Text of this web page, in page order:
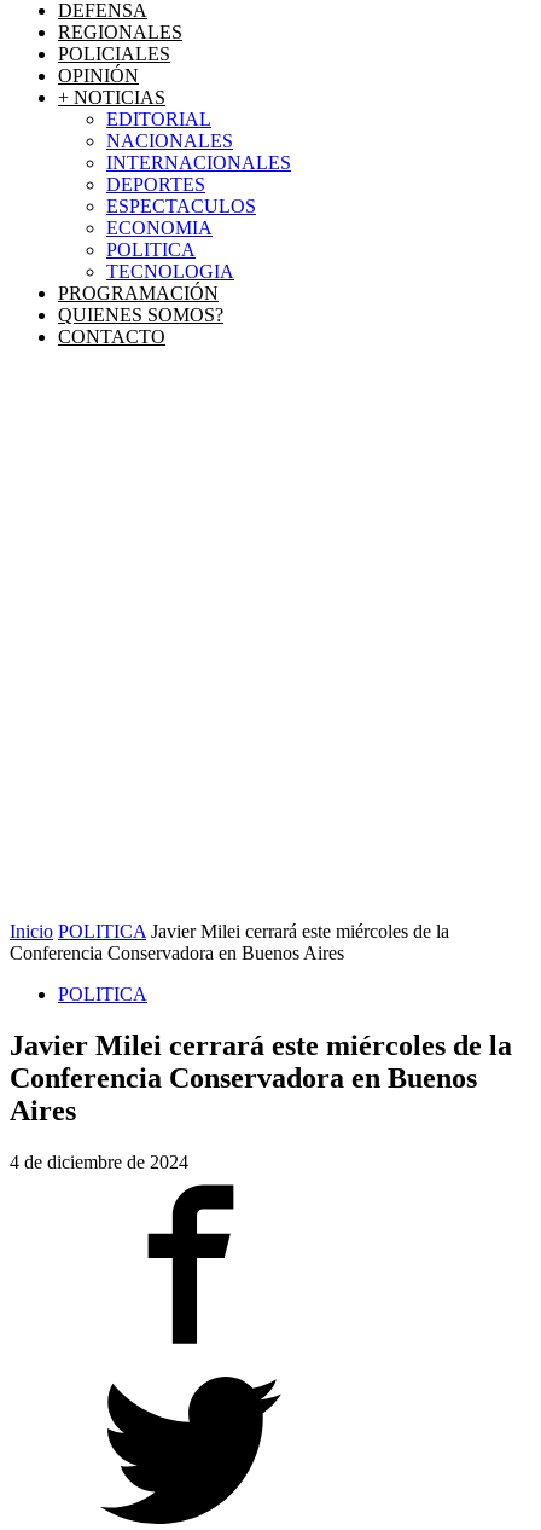
DEFENSA
REGIONALES
POLICIALES
OPINIÓN
+ NOTICIAS
EDITORIAL
NACIONALES
INTERNACIONALES
DEPORTES
ESPECTACULOS
ECONOMIA
POLITICA
TECNOLOGIA
PROGRAMACIÓN
QUIENES SOMOS?
CONTACTO
Inicio POLITICA Javier Milei cerrará este miércoles de la
Conferencia Conservadora en Buenos Aires
POLITICA
Javier Milei cerrará este miércoles de la
Conferencia Conservadora en Buenos
Aires
4 de diciembre de 2024